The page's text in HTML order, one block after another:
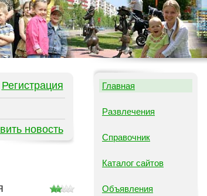
Регистрация
новость
Главная
Развлечения
Справочник
Каталог сайтов
Объявления